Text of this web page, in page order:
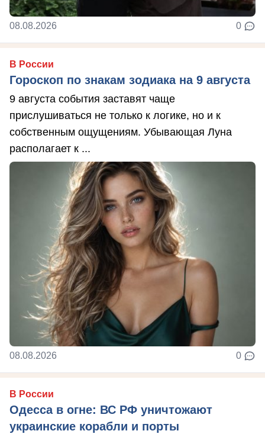
08.08.2026 0
В России
Гороскоп по знакам зодиака на 9 августа
9 августа события заставят чаще
прислушиваться не только к логике, но и к
собственным ощущениям. Убывающая Луна
располагает к ...
08.08.2026 0
В России
Одесса в огне: ВС РФ уничтожают
украинские корабли и порты